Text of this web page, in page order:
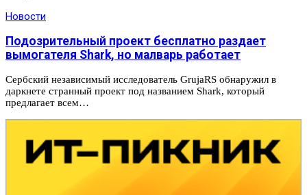
Новости
Подозрительный проект бесплатно раздает
вымогателя Shark, но малварь работает
Сербский независимый исследователь GrujaRS обнаружил в
даркнете странный проект под названием Shark, который
предлагает всем…